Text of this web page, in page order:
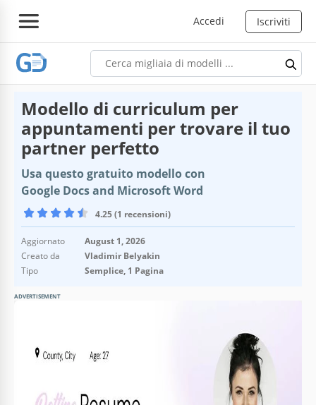
Accedi Iscriviti
Modello di curriculum per
appuntamenti per trovare il tuo
partner perfetto
Usa questo gratuito modello con
Google Docs and Microsoft Word
4.25 (1 recensioni)
Aggiornato
August 1, 2026
Creato da
Vladimir Belyakin
Tipo
Semplice, 1 Pagina
ADVERTISEMENT